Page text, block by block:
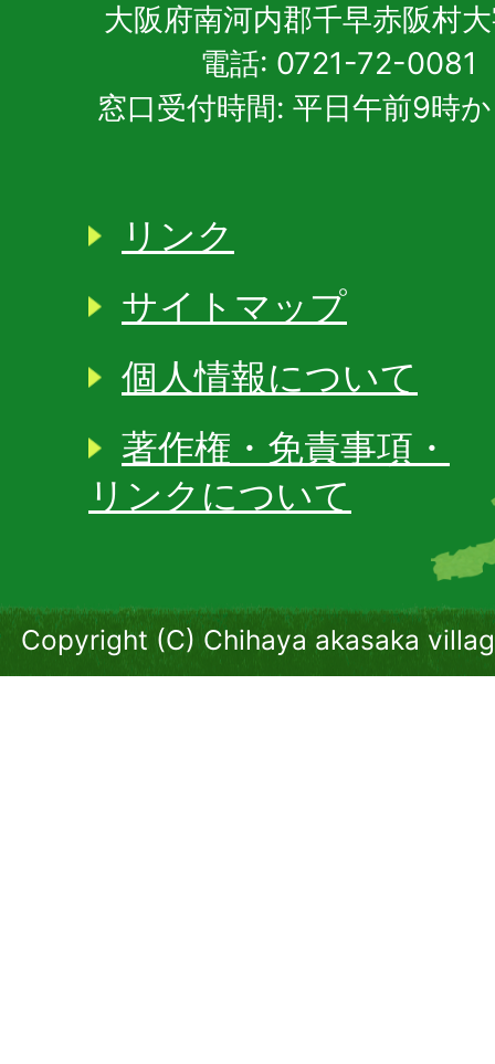
大阪府南河内郡千早赤阪村
電話: 0721-72-0081
窓口受付時間: 平日午前9時
リンク
サイトマップ
個人情報について
著作権・免責事項・
リンクについて
Copyright (C) Chihaya akasaka